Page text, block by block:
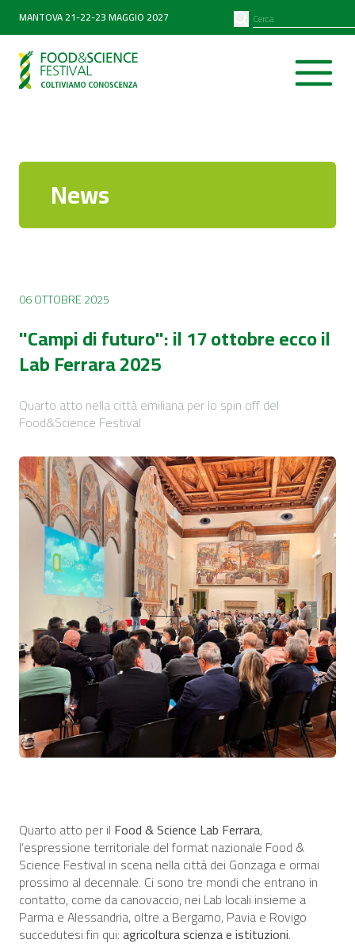
MANTOVA 21-22-23 MAGGIO 2027
News
06 OTTOBRE 2025
"Campi di futuro": il 17 ottobre ecco il
Lab Ferrara 2025
Quarto atto nella città emiliana per lo spin off del
Food&Science Festival
Quarto atto per il Food & Science Lab Ferrara,
l’espressione territoriale del format nazionale Food &
Science Festival in scena nella città dei Gonzaga e ormai
prossimo al decennale. Ci sono tre mondi che entrano in
contatto, come da canovaccio, nei Lab locali insieme a
Parma e Alessandria, oltre a Bergamo, Pavia e Rovigo
succedutesi fin qui:agricoltura scienza e istituzioni.
PARTNER
Diventa partner
SEARCH